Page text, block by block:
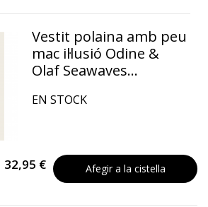
Vestit polaina amb peu
mac il·lusió Odine &
Olaf Seawaves...
EN STOCK
32,95 € Afegir a la cistella